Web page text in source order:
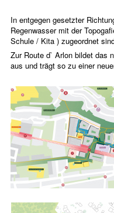
In entgegen gesetzter
Regenwasser mit der
Schule / Kita ) zugeordnet
Zur Route d` Arlon bildet das
aus und trägt so zu einer